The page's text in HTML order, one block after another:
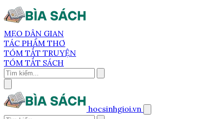
MẸO DÂN GIAN
TÁC PHẨM THƠ
TÓM TẮT TRUYỆN
TÓM TẮT SÁCH
hocsinhgioi.vn